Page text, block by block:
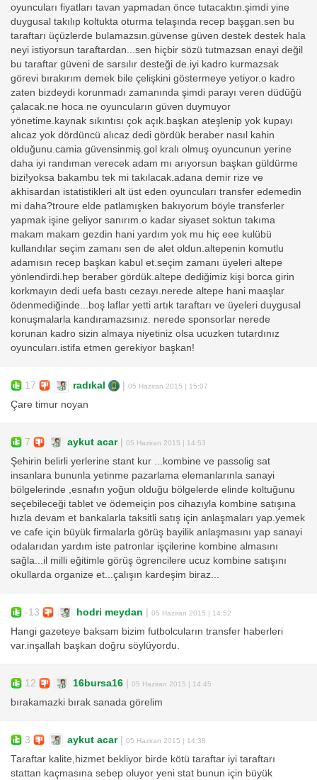
oyuncuları fiyatları tavan yapmadan önce tutacaktın.şimdi yine
duygusal takılıp koltukta oturma telaşında recep başgan.sen bu
taraftarı üçüzlerde bulamazsın.güvense güven destek destek hala
neyi istiyorsun taraftardan...sen hiçbir sözü tutmazsan enayi değil
bu taraftar güveni de sarsılır desteği de.iyi kadro kurmazsak
görevi bırakırım demek bile çelişkini göstermeye yetiyor.o kadro
zaten bizdeydi korunmadı zamanında şimdi parayı veren düdüğü
çalacak.ne hoca ne oyuncuların güven duymuyor
yönetime.kaynak sıkıntısı çok açık.başkan ateşlenip yok kupayı
alıcaz yok dördüncü alıcaz dedi gördük beraber nasıl kahin
olduğunu.camia güvensinmiş.gol kralı olmuş oyuncunun yerine
daha iyi randıman verecek adam mı arıyorsun başkan güldürme
bizi!yoksa bakambu tek mi takılacak.adana demir rize ve
akhisardan istatistikleri alt üst eden oyuncuları transfer edemedin
mi daha?troure elde patlamışken bakıyorum böyle transferler
yapmak işine geliyor sanırım.o kadar siyaset soktun takıma
makam makam gezdin hani yardım yok mu hiç eee kulübü
kullandılar seçim zamanı sen de alet oldun.altepenin komutlu
adamısın recep başkan kabul et.seçim zamanı üyeleri altepe
yönlendirdi.hep beraber gördük.altepe dediğimiz kişi borca girin
korkmayın dedi uefa bastı cezayı.nerede altepe hani maaşlar
ödenmediğinde...boş laflar yetti artık taraftarı ve üyeleri duygusal
konuşmalarla kandıramazsınız. nerede sponsorlar nerede
korunan kadro sizin almaya niyetiniz olsa ucuzken tutardınız
oyuncuları.istifa etmen gerekiyor başkan!
17 radıkal 05 Haziran 2015 | 15:07
Çare timur noyan
7 aykut acar| 05 Haziran 2015 | 14:53
Şehirin belirli yerlerine stant kur ...kombine ve passolig sat
insanlara bununla yetinme pazarlama elemanlarınla sanayi
bölgelerinde ,esnafın yoğun olduğu bölgelerde elinde koltuğunu
seçebileceği tablet ve ödemeiçin pos cihazıyla kombine satışına
hızla devam et bankalarla taksitli satış için anlaşmaları yap.yemek
ve cafe için büyük firmalarla görüş bayilik anlaşmasını yap sanayi
odalarıdan yardım iste patronlar işçilerine kombine almasını
sağla...il milli eğitimle görüş ögrencilere ucuz kombine satışını
okullarda organize et...çalışın kardeşim biraz...
-13 hodri meydan 05 Haziran 2015 | 14:52
Hangi gazeteye baksam bizim futbolcuların transfer haberleri
var.inşallah başkan doğru söylüyordu.
12 16bursa16 05 Haziran 2015 | 14:45
bırakamazki bırak sanada görelim
3 aykut acar| 05 Haziran 2015 | 14:38
Taraftar kalite,hizmet bekliyor birde kötü taraftar iyi taraftarı
stattan kaçmasına sebep oluyor yeni stat bunun için büyük